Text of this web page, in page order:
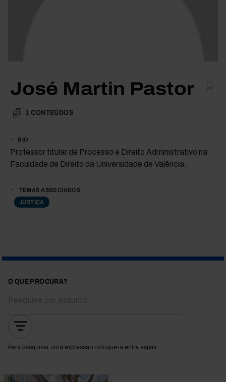
José Martin Pastor
1 CONTEÚDOS
BIO
Professor titular de Processo e Direito Administrativo na
Faculdade de Direito da Universidade de Valência.
TEMAS ASSOCIADOS
JUSTIÇA
O QUE PROCURA?
Para pesquisar uma expressão coloque-a entre aspas